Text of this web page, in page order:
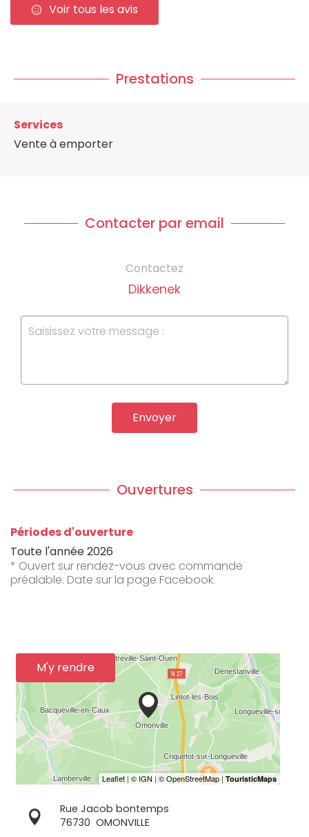
Voir tous les avis
Prestations
Services
Vente à emporter
Contacter par email
Contactez
Dikkenek
Envoyer
Ouvertures
Périodes d'ouverture
Toute l'année 2026
* Ouvert sur rendez-vous avec commande
préalable. Date sur la page Facebook.
M'y rendre
Rue Jacob bontemps
76730 OMONVILLE